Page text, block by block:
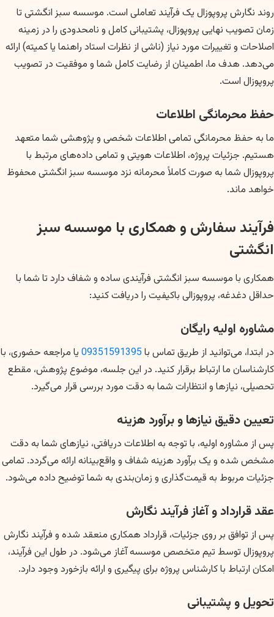
روند نگارش پروپوزال یک فرآیند تعاملی است. موسسه سبز انگشتی تا
زمان تصویب نهایی پروپوزال، پشتیبانی کامل و نامحدودی را در زمینه
اصلاحات و تغییرات مورد نیاز (ناشی از نظرات استاد راهنما یا کمیته) ارائه
می‌دهد. هدف ما، اطمینان از رضایت کامل شما و موفقیت در تصویب
پروپوزال است.
حفظ محرمانگی اطلاعات
ما به حفظ محرمانگی تمامی اطلاعات شخصی و پژوهشی شما متعهد
هستیم. جزئیات پروژه، اطلاعات هویتی و تمامی داده‌های مرتبط با
پروپوزال شما به صورت کاملاً محرمانه نزد موسسه سبز انگشتی محفوظ
خواهد ماند.
فرآیند سفارش و همکاری با موسسه سبز
انگشتی
همکاری با موسسه سبز انگشتی فرآیندی ساده و شفاف دارد تا شما با
حداقل دغدغه، پروپوزالی باکیفیت را دریافت کنید:
مشاوره اولیه رایگان
در ابتدا، می‌توانید از طریق تماس با09351591395 یا مراجعه حضوری، با
کارشناسان ما ارتباط برقرار کنید. در این جلسه، موضوع پژوهش، مقطع
تحصیلی، نیازها و انتظارات شما به دقت مورد بررسی قرار می‌گیرد.
تعیین دقیق نیازها و برآورد هزینه
پس از مشاوره اولیه، با توجه به اطلاعات دریافتی، نیازهای شما به دقت
مشخص شده و یک برآورد هزینه شفاف و واقع‌بینانه ارائه می‌گردد. تمامی
جزئیات مربوط به قیمت‌گذاری و زمان‌بندی به شما توضیح داده می‌شود.
عقد قرارداد و آغاز فرآیند نگارش
پس از توافق بر روی جزئیات، قرارداد همکاری منعقد شده و فرآیند نگارش
پروپوزال توسط تیم متخصص موسسه آغاز می‌شود. در طول این فرآیند،
امکان ارتباط با کارشناس پروژه برای پیگیری و ارائه بازخورد وجود دارد.
تحویل و پشتیبانی